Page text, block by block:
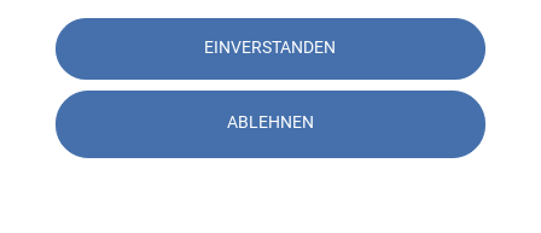
Alle unsere Standorte anzeigen
EINVERSTANDEN
ABLEHNEN